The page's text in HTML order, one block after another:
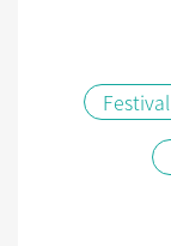
Festival